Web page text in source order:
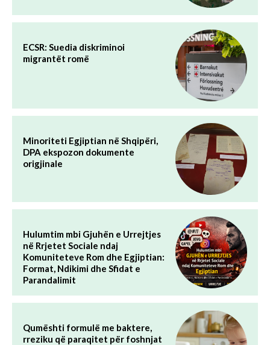
ECSR: Suedia diskriminoi
migrantët romë
Minoriteti Egjiptian në Shqipëri,
DPA ekspozon dokumente
origjinale
Hulumtim mbi Gjuhën e Urrejtjes
në Rrjetet Sociale ndaj
Komuniteteve Rom dhe Egjiptian:
Format, Ndikimi dhe Sfidat e
Parandalimit
Qumështi formulë me baktere,
rreziku që paraqitet për foshnjat